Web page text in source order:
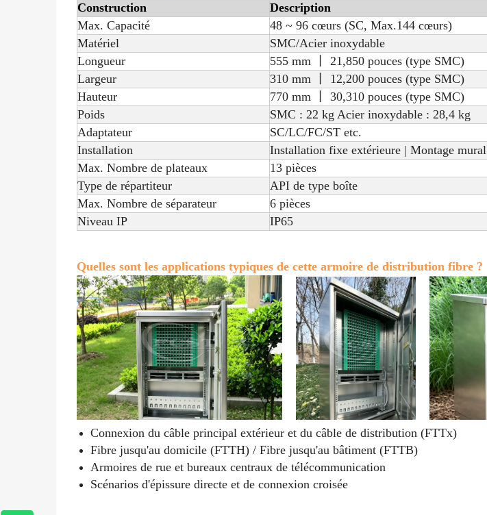
Construction
Description
Max. Capacité
48 ~ 96 cœurs (SC, Max.144 cœurs)
Matériel
SMC/Acier inoxydable
Longueur
555 mm 丨 21,850 pouces (type SMC)
Largeur
310 mm 丨 12,200 pouces (type SMC)
Hauteur
770 mm 丨 30,310 pouces (type SMC)
Poids
SMC : 22 kg Acier inoxydable : 28,4 kg
Adaptateur
SC/LC/FC/ST etc.
Installation
Installation fixe extérieure | Montage mural
Max. Nombre de plateaux
13 pièces
Type de répartiteur
API de type boîte
Max. Nombre de séparateur
6 pièces
Niveau IP
IP65
Quelles sont les applications typiques de cette armoire de distribution fibre ?
Connexion du câble principal extérieur et du câble de distribution (FTTx)
Fibre jusqu'au domicile (FTTH) / Fibre jusqu'au bâtiment (FTTB)
Armoires de rue et bureaux centraux de télécommunication
Scénarios d'épissure directe et de connexion croisée